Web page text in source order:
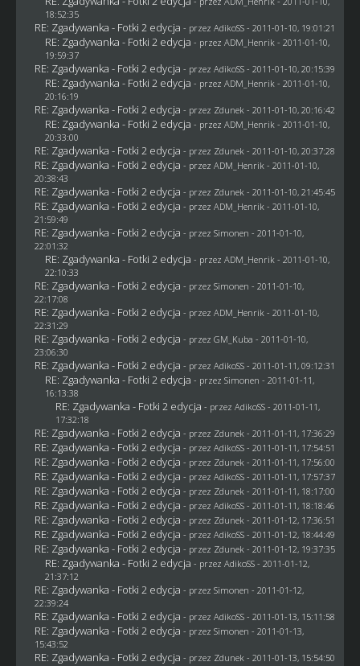
18:52:35
RE: Zgadywanka - Fotki 2 edycja - przez AdikoSS - 2011-01-10, 19:01:21
RE: Zgadywanka - Fotki 2 edycja - przez ADM_Henrik - 2011-01-10,
19:59:37
RE: Zgadywanka - Fotki 2 edycja - przez AdikoSS - 2011-01-10, 20:15:39
RE: Zgadywanka - Fotki 2 edycja - przez ADM_Henrik - 2011-01-10,
20:16:19
RE: Zgadywanka - Fotki 2 edycja - przez Zdunek - 2011-01-10, 20:16:42
RE: Zgadywanka - Fotki 2 edycja - przez ADM_Henrik - 2011-01-10,
20:33:00
RE: Zgadywanka - Fotki 2 edycja - przez Zdunek - 2011-01-10, 20:37:28
RE: Zgadywanka - Fotki 2 edycja - przez ADM_Henrik - 2011-01-10,
20:38:43
RE: Zgadywanka - Fotki 2 edycja - przez Zdunek - 2011-01-10, 21:45:45
RE: Zgadywanka - Fotki 2 edycja - przez ADM_Henrik - 2011-01-10,
21:59:49
RE: Zgadywanka - Fotki 2 edycja - przez Simonen - 2011-01-10,
22:01:32
RE: Zgadywanka - Fotki 2 edycja - przez ADM_Henrik - 2011-01-10,
22:10:33
RE: Zgadywanka - Fotki 2 edycja - przez Simonen - 2011-01-10,
22:17:08
RE: Zgadywanka - Fotki 2 edycja - przez ADM_Henrik - 2011-01-10,
22:31:29
RE: Zgadywanka - Fotki 2 edycja - przez GM_Kuba - 2011-01-10,
23:06:30
RE: Zgadywanka - Fotki 2 edycja - przez AdikoSS - 2011-01-11, 09:12:31
RE: Zgadywanka - Fotki 2 edycja - przez Simonen - 2011-01-11,
16:13:38
RE: Zgadywanka - Fotki 2 edycja - przez AdikoSS - 2011-01-11,
17:32:18
RE: Zgadywanka - Fotki 2 edycja - przez Zdunek - 2011-01-11, 17:36:29
RE: Zgadywanka - Fotki 2 edycja - przez AdikoSS - 2011-01-11, 17:54:51
RE: Zgadywanka - Fotki 2 edycja - przez Zdunek - 2011-01-11, 17:56:00
RE: Zgadywanka - Fotki 2 edycja - przez AdikoSS - 2011-01-11, 17:57:37
RE: Zgadywanka - Fotki 2 edycja - przez Zdunek - 2011-01-11, 18:17:00
RE: Zgadywanka - Fotki 2 edycja - przez AdikoSS - 2011-01-11, 18:18:46
RE: Zgadywanka - Fotki 2 edycja - przez Zdunek - 2011-01-12, 17:36:51
RE: Zgadywanka - Fotki 2 edycja - przez AdikoSS - 2011-01-12, 18:44:49
RE: Zgadywanka - Fotki 2 edycja - przez Zdunek - 2011-01-12, 19:37:35
RE: Zgadywanka - Fotki 2 edycja - przez AdikoSS - 2011-01-12,
21:37:12
RE: Zgadywanka - Fotki 2 edycja - przez Simonen - 2011-01-12,
22:39:24
RE: Zgadywanka - Fotki 2 edycja - przez AdikoSS - 2011-01-13, 15:11:58
RE: Zgadywanka - Fotki 2 edycja - przez Simonen - 2011-01-13,
15:43:52
RE: Zgadywanka - Fotki 2 edycja - przez Zdunek - 2011-01-13, 15:54:50